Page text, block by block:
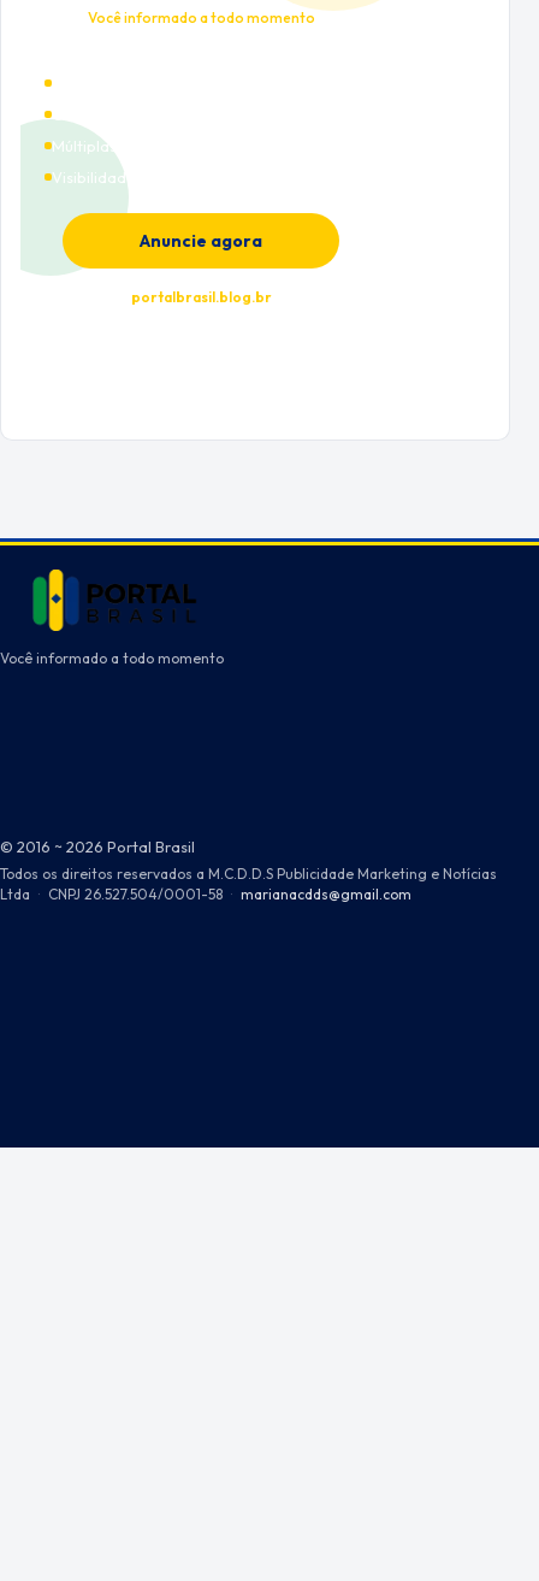
Você informado a todo momento
Múltiplas categorias
Visibilidade premium
Anuncie agora
portalbrasil.blog.br
Você informado a todo momento
© 2016 ~ 2026 Portal Brasil
Todos os direitos reservados a M.C.D.D.S Publicidade Marketing e Notícias
Ltda · CNPJ 26.527.504/0001-58 · marianacdds@gmail.com